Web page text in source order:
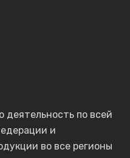
по всей
и
во все регионы